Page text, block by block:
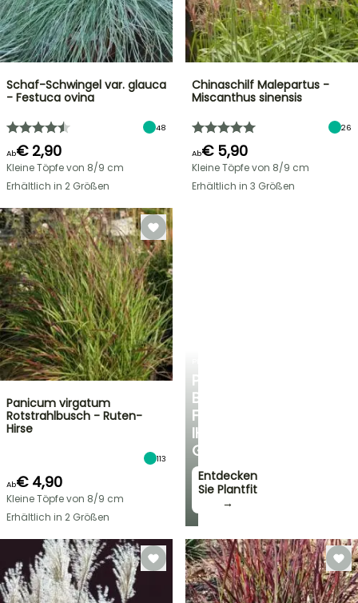
PERSÖNLICHE
BERATUNG
FÜR
IHREN
GARTEN
Entdecken
Sie Plantfit
→
Schaf-Schwingel var. glauca
- Festuca ovina
48
Ab€ 2,90
Kleine Töpfe von 8/9 cm
Erhältlich in 2 Größen
Chinaschilf Malepartus -
Miscanthus sinensis
26
Ab€ 5,90
Kleine Töpfe von 8/9 cm
Erhältlich in 3 Größen
Panicum virgatum
Rotstrahlbusch - Ruten-
Hirse
113
Ab€ 4,90
Kleine Töpfe von 8/9 cm
Erhältlich in 2 Größen